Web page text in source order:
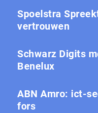
Spoelstra
vertrouwen
Schwarz Digits
Benelux
ABN Amro: ict-
fors